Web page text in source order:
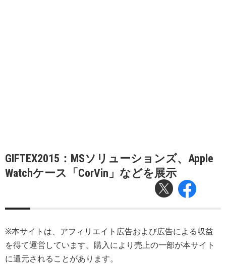
GIFTEX2015：MSソリューションズ、Apple
Watchケース「CorVin」などを展示
※本サイトは、アフィリエイト広告および広告による収益
を得て運営しています。購入により売上の一部が本サイト
に還元されることがあります。